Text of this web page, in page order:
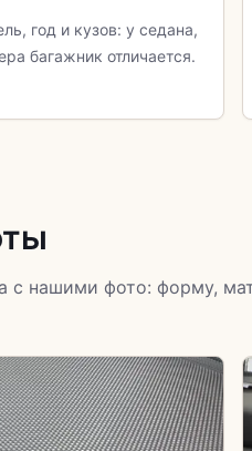
год и кузов: у седана,
багажник отличается.
с нашими фото: форму,
покрытия под